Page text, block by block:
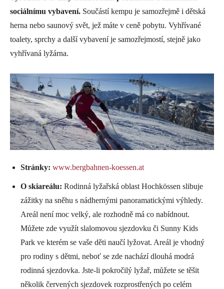
sociálnímu vybavení. Součástí kempu je samozřejmě i dětská
herna nebo saunový svět, jež máte v ceně pobytu. Vyhřívané
toalety, sprchy a další vybavení je samozřejmostí, stejně jako
vyhřívaná lyžárna.
Stránky: www.bergbahnen-koessen.at
O skiareálu: Rodinná lyžařská oblast Hochkössen slibuje
zážitky na sněhu s nádhernými panoramatickými výhledy.
Areál není moc velký, ale rozhodně má co nabídnout.
Můžete zde využít slalomovou sjezdovku či Sunny Kids
Park ve kterém se vaše děti naučí lyžovat. Areál je vhodný
pro rodiny s dětmi, neboť se zde nachází dlouhá modrá
rodinná sjezdovka. Jste-li pokročilý lyžař, můžete se těšit
několik červených sjezdovek rozprostřených po celém